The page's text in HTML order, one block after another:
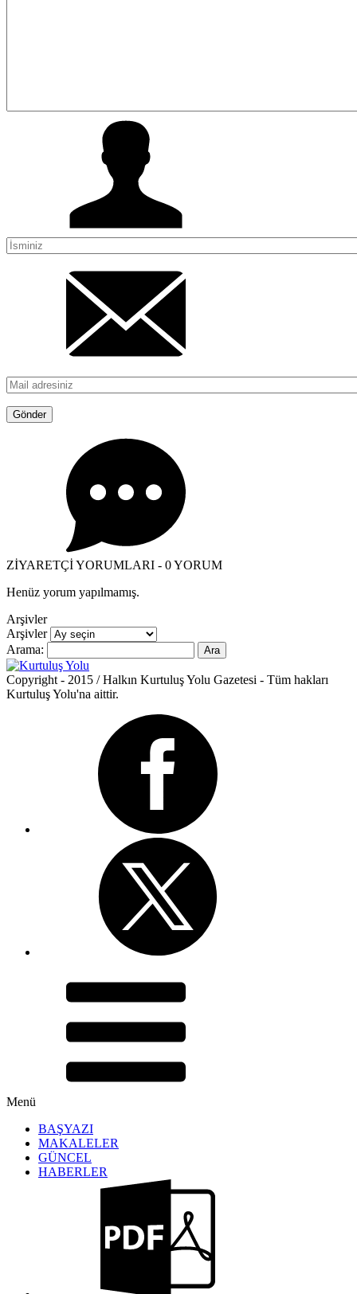
ZİYARETÇİ YORUMLARI - 0 YORUM
Henüz yorum yapılmamış.
Arşivler
Arşivler
Arama:
Copyright - 2015 / Halkın Kurtuluş Yolu Gazetesi - Tüm hakları
Kurtuluş Yolu'na aittir.
Menü
BAŞYAZI
MAKALELER
GÜNCEL
HABERLER